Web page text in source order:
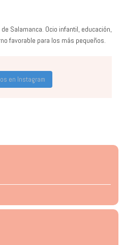
Salamanca. Ocio infantil, educación,
favorable para los más pequeños.
en Instagram